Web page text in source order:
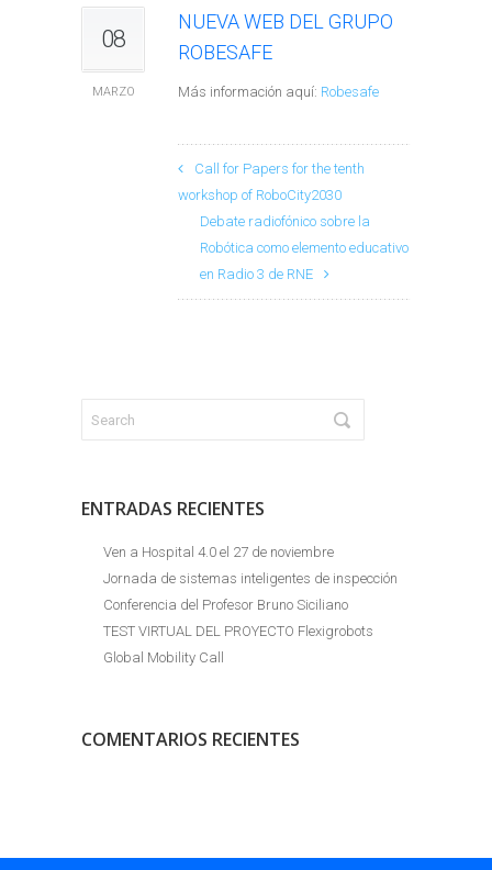
08
MARZO
NUEVA WEB DEL GRUPO
ROBESAFE
Más información aquí: Robesafe
Call for Papers for the tenth
workshop of RoboCity2030
Debate radiofónico sobre la
Robótica como elemento educativo
en Radio 3 de RNE
ENTRADAS RECIENTES
Ven a Hospital 4.0 el 27 de noviembre
Jornada de sistemas inteligentes de inspección
Conferencia del Profesor Bruno Siciliano
TEST VIRTUAL DEL PROYECTO Flexigrobots
Global Mobility Call
COMENTARIOS RECIENTES